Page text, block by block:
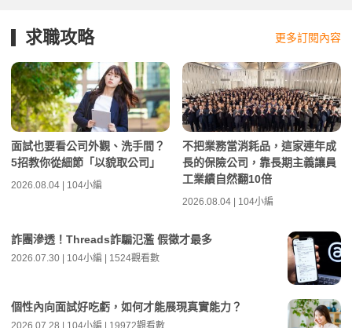
求職攻略 更多訂閱內容
面試也要看公司外觀、洗手間？
5招教你從細節「以貌取公司」
2026.08.04 | 104小編
不把業務當消耗品，這家連年成
長的保險公司，靠長期主義讓員
工業績自然翻10倍
2026.08.04 | 104小編
詐團滲透！Threads詐騙氾濫 假徵才最多
2026.07.30 | 104小編 | 1524觀看數
個性內向面試好吃虧，如何才能展現真實能力？
2026.07.28 | 104小編 | 19972觀看數